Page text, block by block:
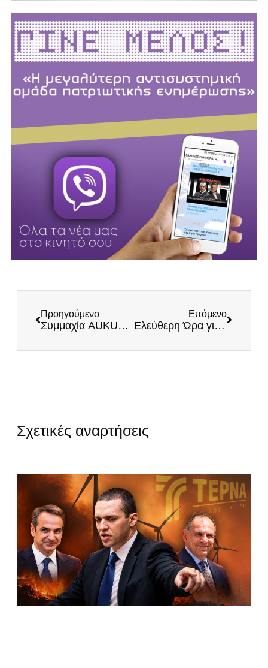
Προηγούμενο
Συμμαχία AUKUS: Πλήρης επιβεβαίωση του Κυβερνητικού Προγράμματος των «ΕΛΛΗΝΩΝ» για την Εξωτερική Πολιτική! ΜΕΓΑΛΗ διπλωματική ευκαιρία για την Ελλάδα!
Επόμενο
Ελεύθερη Ώρα για ΔΕΘ: «Επίδειξη δύναμης από Κασιδιάρη»
Σχετικές αναρτήσεις